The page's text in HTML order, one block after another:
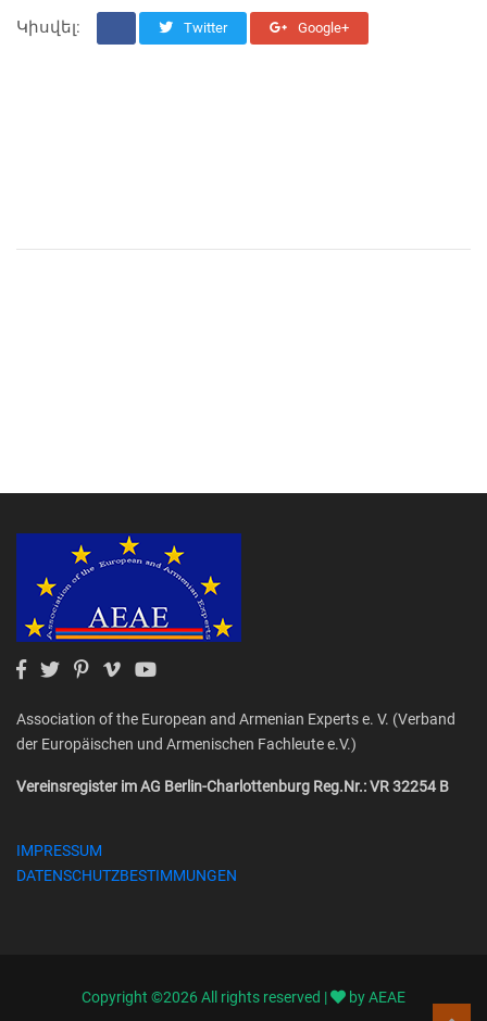
Կիսվել: Twitter Google+
Association of the European and Armenian Experts e. V. (Verband
der Europäischen und Armenischen Fachleute e.V.)
Vereinsregister im AG Berlin-Charlottenburg Reg.Nr.: VR 32254 B
IMPRESSUM
DATENSCHUTZBESTIMMUNGEN
Copyright ©2026 All rights reserved | by AEAE